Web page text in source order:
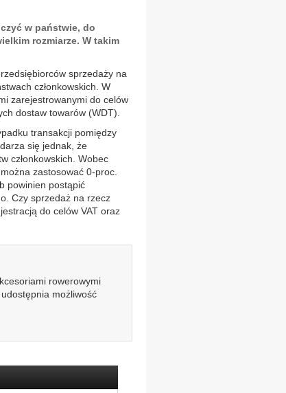
w państwie, do
rozmiarze. W takim
sprzedaży na
członkowskich. W
zarejestrowanymi do celów
dostaw towarów (WDT).
transakcji pomiędzy
się jednak, że
członkowskich. Wobec
zastosować 0-proc.
powinien postąpić
Czy sprzedaż na rzecz
do celów VAT oraz
rowerowymi
możliwość